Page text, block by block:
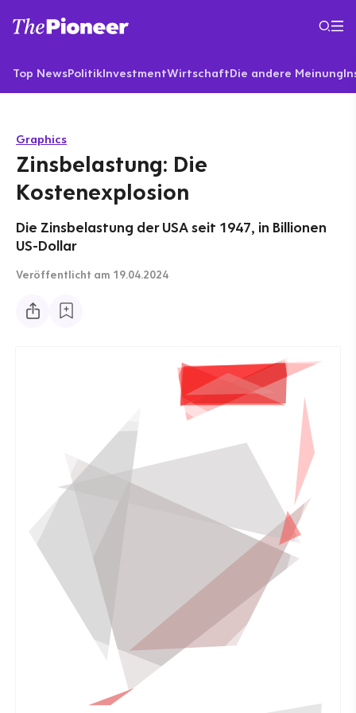
Top NewsPolitikInvestmentWirtschaftDie andere Meinung
Graphics
Zinsbelastung: Die
Kostenexplosion
Die Zinsbelastung der USA seit 1947, in Billionen
US-Dollar
Veröffentlicht am 19.04.2024